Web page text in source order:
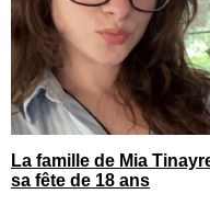
La famille de Mia
sa fête de 18 ans